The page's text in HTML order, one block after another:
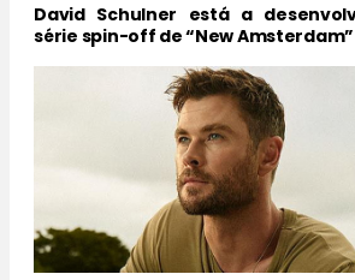
David Schulner está a
série spin-off de “New Amsterdam”